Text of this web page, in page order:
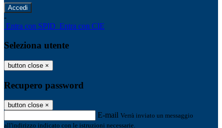
-
Entra con SPID Entra con CIE
Seleziona utente
button close ×
Recupero password
button close ×
E-mail Verrà inviato un messaggio
all'indirizzo indicato con le istruzioni necessarie.